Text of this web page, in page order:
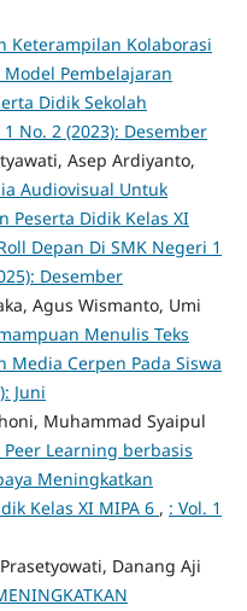
Keterampilan Kolaborasi
Pembelajaran
Didik Sekolah
1 No. 2 (2023): Desember
Asep Ardiyanto,
Audiovisual Untuk
Peserta Didik Kelas XI
Depan Di SMK Negeri 1
Desember
Agus Wismanto, Umi
Menulis Teks
Cerpen Pada Siswa
Juni
Muhammad Syaipul
Peer Learning berbasis
Meningkatkan
Kelas XI MIPA 6 , : Vol. 1
Danang Aji